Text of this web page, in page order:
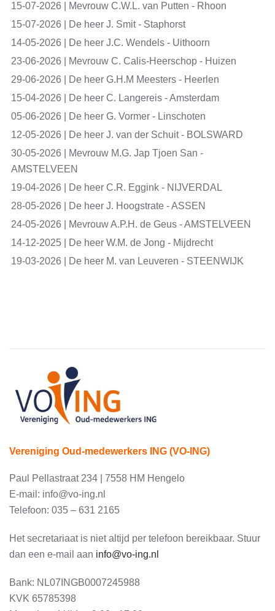
15-07-2026 | Mevrouw C.W.L. van Putten - Rhoon
15-07-2026 | De heer J. Smit - Staphorst
14-05-2026 | De heer J.C. Wendels - Uithoorn
23-06-2026 | Mevrouw C. Calis-Heerschop - Huizen
29-06-2026 | De heer G.H.M Meesters - Heerlen
15-04-2026 | De heer C. Langereis - Amsterdam
05-06-2026 | De heer G. Vormer - Linschoten
12-05-2026 | De heer J. van der Schuit - BOLSWARD
30-05-2026 | Mevrouw M.G. Jap Tjoen San -
AMSTELVEEN
19-04-2026 | De heer C.R. Eggink - NIJVERDAL
28-05-2026 | De heer J. Hoogstrate - ASSEN
24-05-2026 | Mevrouw A.P.H. de Geus - AMSTELVEEN
14-12-2025 | De heer W.M. de Jong - Mijdrecht
19-03-2026 | De heer M. van Leuveren - STEENWIJK
Vereniging Oud-medewerkers ING (VO-ING)
Paul Pellastraat 234 | 7558 HM Hengelo
E-mail: info@vo-ing.nl
Telefoon: 035 – 631 2165
Het secretariaat is niet altijd per telefoon bereikbaar. Stuur
dan een e-mail aan info@vo-ing.nl
Bank: NL07INGB0007245988
KVK 65785398